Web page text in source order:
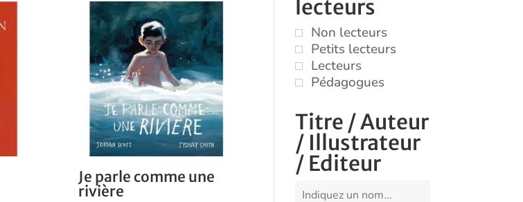
Je parle comme une
rivière
lecteurs
Non lecteurs
Petits lecteurs
Lecteurs
Pédagogues
Titre / Auteur
/ Illustrateur
/ Editeur